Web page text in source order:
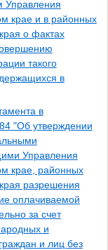
Управления
крае и в районных
о фактах
такого
в
в
"Об утверждении
Управления
крае, районных
разрешения
оплачиваемой
за счет
и
и лиц без